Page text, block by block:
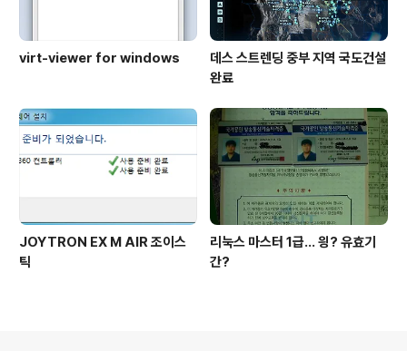
virt-viewer for windows
데스 스트렌딩 중부 지역 국도건설
완료
JOYTRON EX M AIR 조이스
틱
리눅스 마스터 1급... 읭? 유효기
간?